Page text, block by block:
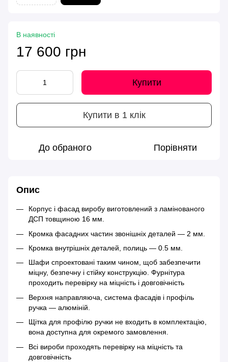
В наявності
17 600 грн
Купити
Купити в 1 клік
До обраного Порівняти
Опис
Корпус і фасад виробу виготовлений з ламінованого
ДСП товщиною 16 мм.
Кромка фасадних частин звонішніх деталей — 2 мм.
Кромка внутрішніх деталей, полиць — 0.5 мм.
Шафи спроектовані таким чином, щоб забезпечити
міцну, безпечну і стійку конструкцію. Фурнітура
проходить перевірку на міцність і довговічність
Верхня направляюча, система фасадів і профіль
ручка — алюміній.
Щітка для профілю ручки не входить в комплектацію,
вона доступна для окремого замовлення.
Всі вироби проходять перевірку на міцність та
довговічність